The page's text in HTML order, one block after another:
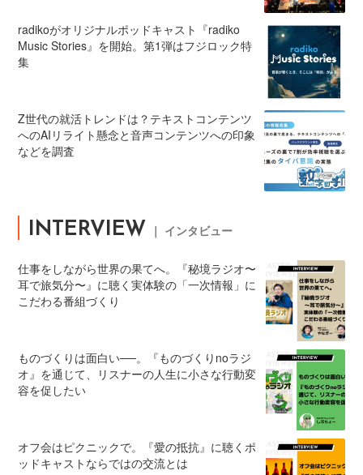
radikoがオリジナルポッドキャスト『radiko
Music Stories』を開始。第1弾はフジロック特
集
Z世代の就活トレンドは？テキストコンテンツ
へのAIリライト懸念と音声コンテンツへの印象
などを調査
INTERVIEW ｜ インタビュー
仕事をしながら世界の果てへ。『秘境ラジオ〜
耳で旅気分〜』に聴く実体験の「一次情報」に
こだわる番組づくり
ものづくりは面白い──。『ものづくりnoラジ
オ』を通じて、リスナーの人生に小さな行動変
容を促したい
オフ会はピクニックで。『愛の抵抗』に聴くポ
ッドキャストならではの交流とは